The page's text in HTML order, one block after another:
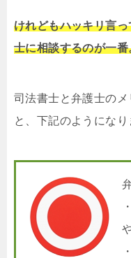
けれどもハッキリ言
士に相談するのが一番
司法書士と弁護士の
と、下記のようになり